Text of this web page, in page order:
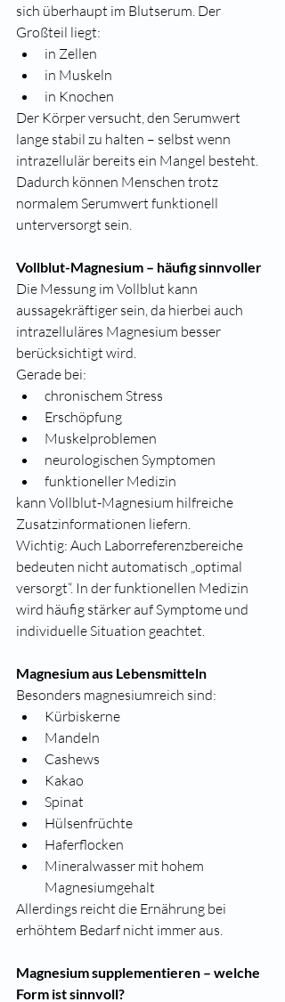
sich überhaupt im Blutserum. Der
Großteil liegt:
in Zellen
in Muskeln
in Knochen
Der Körper versucht, den Serumwert
lange stabil zu halten – selbst wenn
intrazellulär bereits ein Mangel besteht.
Dadurch können Menschen trotz
normalem Serumwert funktionell
unterversorgt sein.
Vollblut-Magnesium – häufig sinnvoller
Die Messung im Vollblut kann
aussagekräftiger sein, da hierbei auch
intrazelluläres Magnesium besser
berücksichtigt wird.
Gerade bei:
chronischem Stress
Erschöpfung
Muskelproblemen
neurologischen Symptomen
funktioneller Medizin
kann Vollblut-Magnesium hilfreiche
Zusatzinformationen liefern.
Wichtig: Auch Laborreferenzbereiche
bedeuten nicht automatisch „optimal
versorgt“. In der funktionellen Medizin
wird häufig stärker auf Symptome und
individuelle Situation geachtet.
Magnesium aus Lebensmitteln
Besonders magnesiumreich sind:
Kürbiskerne
Mandeln
Cashews
Kakao
Spinat
Hülsenfrüchte
Haferflocken
Mineralwasser mit hohem
Magnesiumgehalt
Allerdings reicht die Ernährung bei
erhöhtem Bedarf nicht immer aus.
Magnesium supplementieren – welche
Form ist sinnvoll?